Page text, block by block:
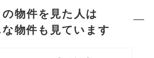
の物件を見た人は
物件も見ています